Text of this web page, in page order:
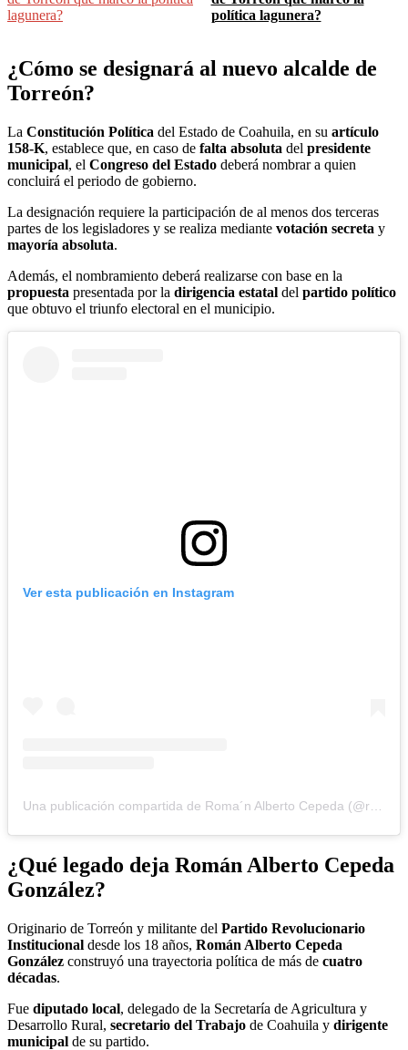
política lagunera?
¿Cómo se designará al nuevo alcalde de
Torreón?
La Constitución Política del Estado de Coahuila, en su artículo
158-K, establece que, en caso de falta absoluta del presidente
municipal, el Congreso del Estado deberá nombrar a quien
concluirá el periodo de gobierno.
La designación requiere la participación de al menos dos terceras
partes de los legisladores y se realiza mediante votación secreta y
mayoría absoluta.
Además, el nombramiento deberá realizarse con base en la
propuesta presentada por la dirigencia estatal del partido político
que obtuvo el triunfo electoral en el municipio.
Ver esta publicación en Instagram
¿Qué legado deja Román Alberto Cepeda
González?
Originario de Torreón y militante del Partido Revolucionario
Institucional desde los 18 años, Román Alberto Cepeda
González construyó una trayectoria política de más de cuatro
décadas.
Fue diputado local, delegado de la Secretaría de Agricultura y
Desarrollo Rural, secretario del Trabajo de Coahuila y dirigente
municipal de su partido.